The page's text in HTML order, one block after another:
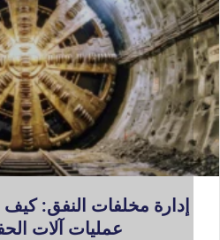
إدارة مخلفات النفق: كيف